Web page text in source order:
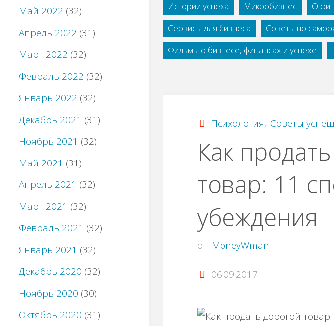
Истории успеха
Микробизнес О
Сервисы для бизнеса
Советы по
Фильмы о бизнесе, финансах и успехе
Психология, Советы
Как
товар: 11
убеждения
от MoneyWman
06.09.2017
Май 2022 (32)
Апрель 2022 (31)
Март 2022 (32)
Февраль 2022 (32)
Январь 2022 (32)
Декабрь 2021 (31)
Ноябрь 2021 (32)
Май 2021 (31)
Апрель 2021 (32)
Март 2021 (32)
Февраль 2021 (32)
Январь 2021 (32)
Декабрь 2020 (32)
Ноябрь 2020 (30)
Октябрь 2020 (31)